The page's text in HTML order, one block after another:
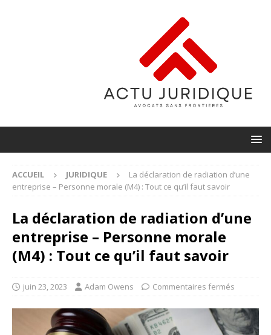
ACCUEIL JURIDIQUE
La déclaration de radiation d’une
entreprise – Personne morale (M4) : Tout ce qu’il faut savoir
La déclaration de radiation d’une
entreprise – Personne morale
(M4) : Tout ce qu’il faut savoir
juin 23, 2023 Adam Owens Commentaires fermés